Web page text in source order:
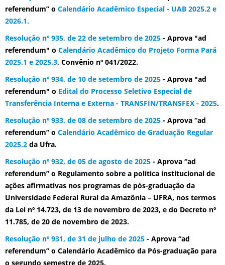
referendum” o Calendário Acadêmico Especial - UAB 2025.2 e
2026.1.
Resolução nº 935, de 22 de setembro de 2025 - Aprova "ad
referendum" o Calendário Acadêmico do Projeto Forma Pará
2025.1 e 2025.3, Convênio nº 041/2022.
Resolução nº 934, de 10 de setembro de 2025 - Aprova "ad
referendum" o Edital do Processo Seletivo Especial de
Transferência Interna e Externa - TRANSFIN/TRANSFEX - 2025.
Resolução nº 933, de 08 de setembro de 2025 - Aprova “ad
referendum” o Calendário Acadêmico de Graduação Regular
2025.2 da Ufra.
Resolução nº 932, de 05 de agosto de 2025 - Aprova “ad
referendum” o Regulamento sobre a política institucional de
ações afirmativas nos programas de pós-graduação da
Universidade Federal Rural da Amazônia – UFRA, nos termos
da Lei nº 14.723, de 13 de novembro de 2023, e do Decreto nº
11.785, de 20 de novembro de 2023.
Resolução nº 931, de 31 de julho de 2025 - Aprova “ad
referendum” o Calendário Acadêmico da Pós-graduação para
o segundo semestre de 2025.